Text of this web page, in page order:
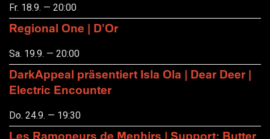
Fr. 18.9. — 20:00
Regional One | D'Or
Sa. 19.9. — 20:00
DarkAppeal präsentiert Isla Ola | Dear Deer |
Electric Encounter
Do. 24.9. — 19:30
Les Ramoneurs de Menhirs | Support: Butter